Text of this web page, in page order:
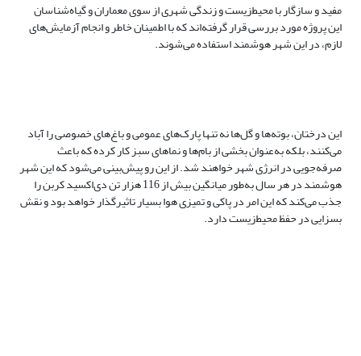
مفید و سازگار با محیط‌زیست و زندگی شهری از سوی معماران و گیاه‌شناسان
این پروژه مورد بررسی قرار گرفته‌اند که با اطمینان خاطر و انجام آزمایش‌های
لازم، در این شهر هوشمند استفاده می‌شوند.
این درختان، بوته‌ها و گل‌ها نه تنها پارک‌های عمومی و باغ‌های خصوصی را آباد
می‌کنند، بلکه به‌عنوان بخشی از بام‌ها و نماهای سبز کار کرده که باعث
صرفه‌جویی در انرژی شهر خواهند شد. از این رو پیش‌بینی می‌شود که این شهر
هوشمند در هر سال به‌طور میانگین بیش از 116 هزار تن دی‌اکسید کربن را
جذب می‌کند که این امر در پاکی و تمیزی هوا بسیار تاثیرگذار خواهد بود و نقش
بسزایی در حفظ محیط‌زیست دارد.